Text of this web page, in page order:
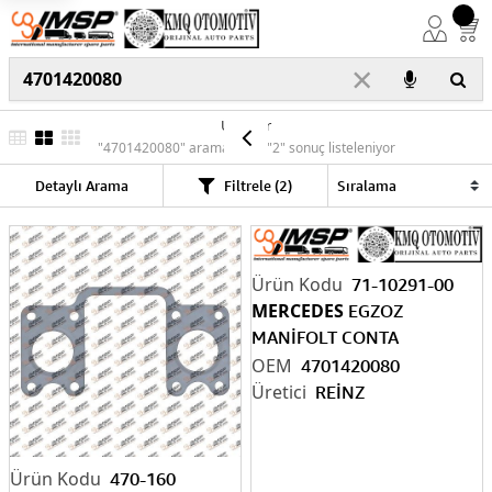
×
Ürünler
"4701420080" araması için "2" sonuç listeleniyor
Detaylı Arama Filtrele (2)
470-160
71-10291-00
4701420080
MERCEDES EGZOZ
MANİFOLT CONTA
4701420080
REİNZ